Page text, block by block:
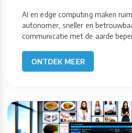
AI en edge computing maken
autonomer, sneller en
communicatie met de aarde
ONTDEK MEER